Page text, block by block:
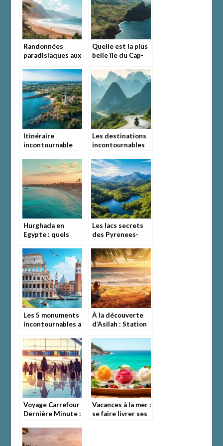
divertissement
Randonnées
paradisiaques aux
février : Un climat
idéal pour
l’aventure
Quelle est la plus
belle île du Cap-
de Santa Luzia,
une réserve
naturelle
exceptionnelle
Itinéraire
incontournable
l’île d’Yeu en une
journée
Les destinations
incontournables
moto inoubliable
Hurghada en
Egypte : quels
cette station
balneaire et ses
meilleurs hotels
kids-friendly ?
Les lacs secrets
des Pyrenees-
les traces des
troupeaux d’antan
Les 5 monuments
incontournables a
La forteresse
eternelle de Rome
À la découverte
d’Asilah : Station
où aller pour se
détendre entre
culture et
farniente
Voyage Carrefour
Dernière Minute :
des week-ends
gastronomie et
Vacances à la mer :
se faire livrer ses